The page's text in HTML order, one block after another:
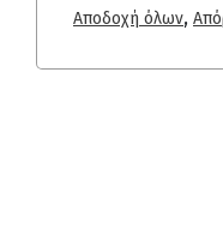
Αποδοχή όλων,